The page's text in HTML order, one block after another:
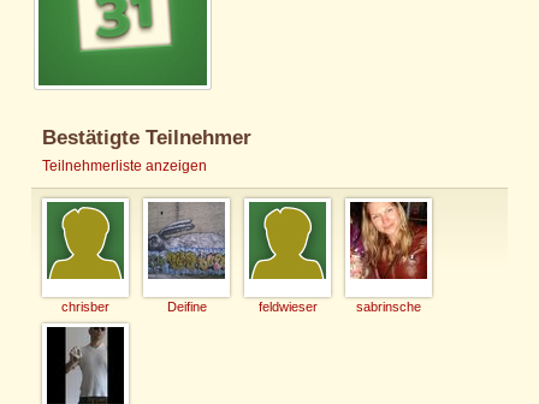
Bestätigte Teilnehmer
Teilnehmerliste anzeigen
chrisber Deifine feldwieser sabrinsche